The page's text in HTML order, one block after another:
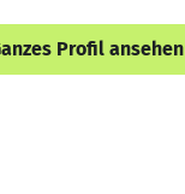
Profil ansehen